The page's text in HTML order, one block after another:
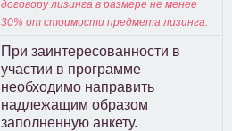
договору лизинга в размере не менее
30% от стоимости предмета лизинга.
При заинтересованности в
участии в программе
необходимо направить
надлежащим образом
заполненную анкету.